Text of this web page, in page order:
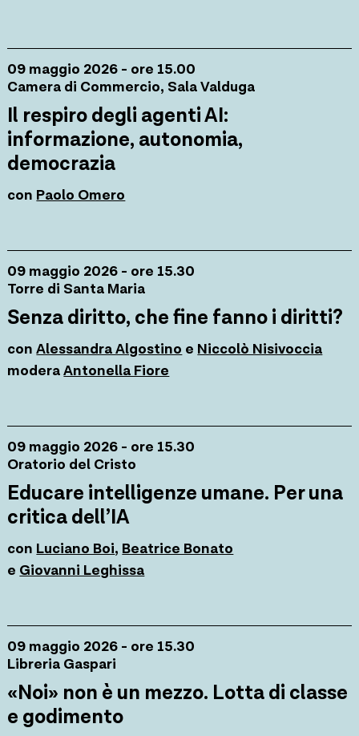
09 maggio 2026 - ore 15.00
Camera di Commercio, Sala Valduga
Il respiro degli agenti AI:
informazione, autonomia,
democrazia
con Paolo Omero
09 maggio 2026 - ore 15.30
Torre di Santa Maria
Senza diritto, che fine fanno i diritti?
con Alessandra Algostino e Niccolò Nisivoccia
moderaAntonella Fiore
09 maggio 2026 - ore 15.30
Oratorio del Cristo
Educare intelligenze umane. Per una
critica dell’IA
con Luciano Boi, Beatrice Bonato
e Giovanni Leghissa
09 maggio 2026 - ore 15.30
Libreria Gaspari
«Noi» non è un mezzo. Lotta di classe
e godimento